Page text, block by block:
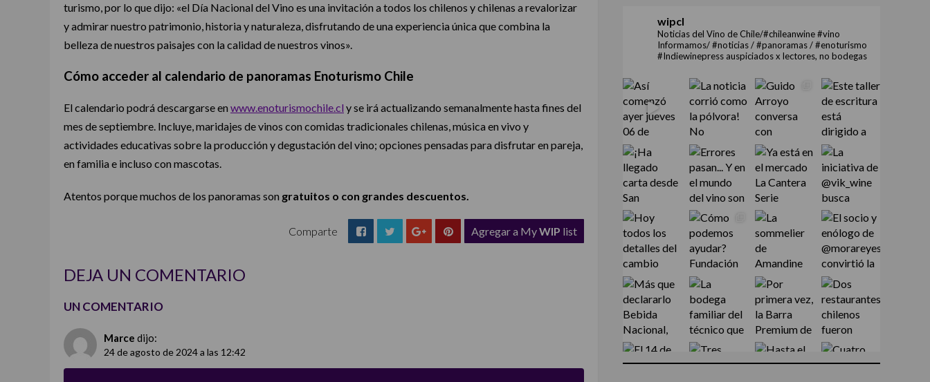
turismo, por lo que dijo: «el Día Nacional del Vino es una invitación a todos los chilenos y chilenas a revalorizar
y admirar nuestro patrimonio, historia y naturaleza, disfrutando de una experiencia única que combina la
belleza de nuestros paisajes con la calidad de nuestros vinos».
Cómo acceder al calendario de panoramas Enoturismo Chile
El calendario podrá descargarse en www.enoturismochile.cl y se irá actualizando semanalmente hasta fines del
mes de septiembre. Incluye, maridajes de vinos con comidas tradicionales chilenas, música en vivo y
actividades educativas sobre la producción y degustación del vino; opciones pensadas para disfrutar en pareja,
en familia e incluso con mascotas.
Atentos porque muchos de los panoramas son gratuitos o con grandes descuentos.
Comparte Agregar a MyWIP list
DEJA UN COMENTARIO
UN COMENTARIO
Marce dijo:
24 de agosto de 2024 a las 12:42
wipcl
Noticias del Vino de Chile/#chileanwine #vino
Informamos/ #noticias / #panoramas / #enoturismo
#Indiewinepress auspiciados x lectores, no bodegas